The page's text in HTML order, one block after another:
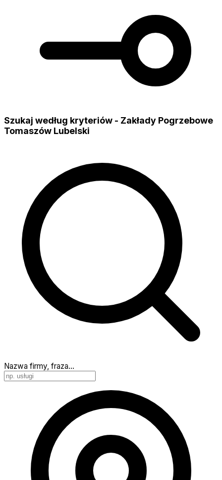
Szukaj według kryteriów - Zakłady Pogrzebowe
Tomaszów Lubelski
Nazwa firmy, fraza…